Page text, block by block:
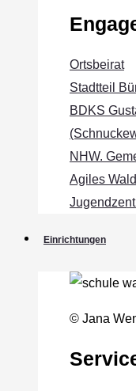
Ortsbeirat
Stadtteil
BDKS
NHW.
Agiles
Einrichtungen
© Jana